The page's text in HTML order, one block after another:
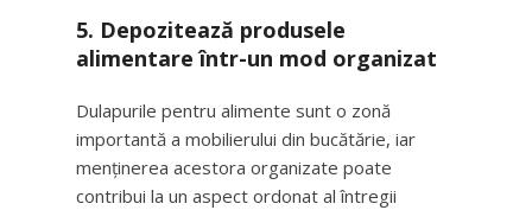
5. Depozitează produsele
alimentare într-un mod organizat
Dulapurile pentru alimente sunt o zonă
importantă a mobilierului din bucătărie, iar
menținerea acestora organizate poate
contribui la un aspect ordonat al întregii